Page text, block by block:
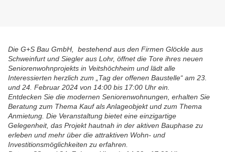
Die G+S Bau GmbH, bestehend aus den Firmen Glöckle aus
Schweinfurt und Siegler aus Lohr, öffnet die Tore ihres neuen
Seniorenwohnprojekts in Veitshöchheim und lädt alle
Interessierten herzlich zum „Tag der offenen Baustelle“ am 23.
und 24. Februar 2024 von 14:00 bis 17:00 Uhr ein.
Entdecken Sie die modernen Seniorenwohnungen, erhalten Sie
Beratung zum Thema Kauf als Anlageobjekt und zum Thema
Anmietung. Die Veranstaltung bietet eine einzigartige
Gelegenheit, das Projekt hautnah in der aktiven Bauphase zu
erleben und mehr über die attraktiven Wohn- und
Investitionsmöglichkeiten zu erfahren.